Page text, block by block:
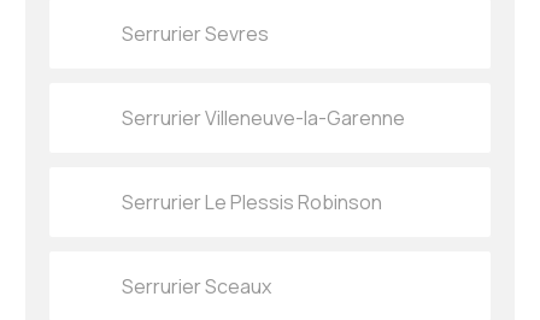
Serrurier Sevres
Serrurier Villeneuve-la-Garenne
Serrurier Le Plessis Robinson
Serrurier Sceaux